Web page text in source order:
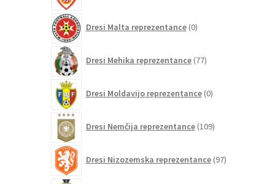
Dresi Malta reprezentance 0izdelkov
Dresi Mehika reprezentance 77izdelkov
Dresi Moldavijo reprezentance 0izdelkov
Dresi Nemčija reprezentance 109izdelkov
Dresi Nizozemska reprezentance 97izdelkov